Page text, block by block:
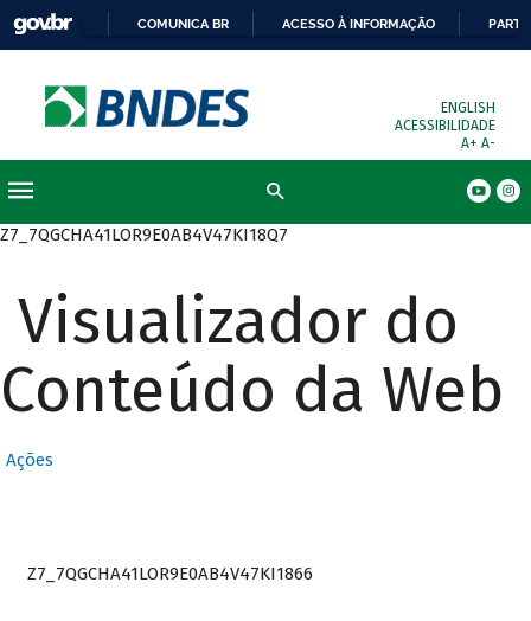
COMUNICA BR ACESSO À INFORMAÇÃO
ENGLISH
ACESSIBILIDADE
A+ A-
Z7_7QGCHA41LOR9E0AB4V47KI18Q7
Visualizador do
Conteúdo da Web
Ações
Z7_7QGCHA41LOR9E0AB4V47KI1866